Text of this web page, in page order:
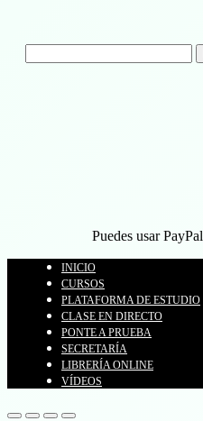
Puedes usar PayPal
INICIO
CURSOS
PLATAFORMA DE ESTUDIO
CLASE EN DIRECTO
PONTE A PRUEBA
SECRETARÍA
LIBRERÍA ONLINE
VÍDEOS